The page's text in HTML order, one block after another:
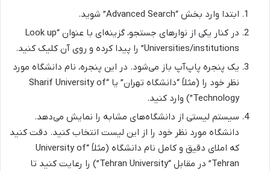
ابتدا وارد بخش “Advanced Search” شوید.
در کنار یکی از نوارهای جستجو، گزینه‌ای با عنوان “Look up
Universities/institutions” را پیدا کرده و روی آن کلیک کنید.
یک پنجره پاپ‌آپ باز می‌شود. در این پنجره، نام دانشگاه مورد
نظر خود را (مثلاً “دانشگاه تهران” یا “Sharif University of
Technology”) وارد کنید.
سیستم لیستی از دانشگاه‌های مشابه را نمایش می‌دهد.
دانشگاه مورد نظر خود را از این لیست انتخاب کنید. دقت کنید
که املای دقیق و کامل نام دانشگاه (مثلاً “University of
Tehran” در مقابل “Tehran University”) را رعایت کنید تا